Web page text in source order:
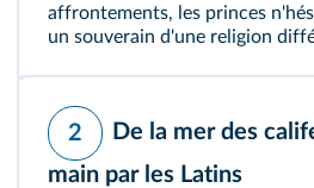
affrontements, les princes
un souverain d'une religion
2
De la mer des
main par les Latins